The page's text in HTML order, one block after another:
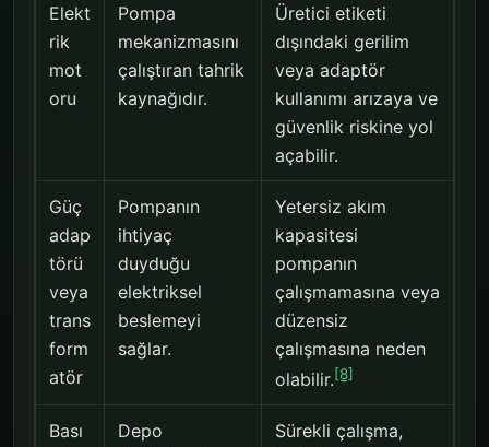
Elekt
rik
mot
oru
Pompa
mekanizmasını
çalıştıran tahrik
kaynağıdır.
Üretici etiketi
dışındaki gerilim
veya adaptör
kullanımı arızaya ve
güvenlik riskine yol
açabilir.
Güç
adap
törü
veya
trans
form
atör
Pompanın
ihtiyaç
duyduğu
elektriksel
beslemeyi
sağlar.
Yetersiz akım
kapasitesi
pompanın
çalışmamasına veya
düzensiz
çalışmasına neden
olabilir.[8]
Bası
Depo
Sürekli çalışma,